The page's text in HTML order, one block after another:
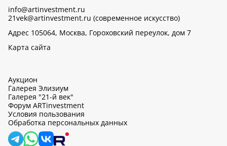
info@artinvestment.ru
21vek@artinvestment.ru (современное искусство)
Адрес 105064, Москва, Гороховский переулок, дом 7
Карта сайта
Аукцион
Галерея Элизиум
Галерея "21-й век"
Форум ARTinvestment
Условия пользования
Обработка персональных данных